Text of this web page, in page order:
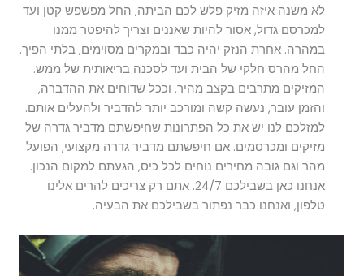
לא משנה איזה מזיק פלש לכם הביתה, החל מפשפש קטן ועד
למכרסם גדול, אסור להיות שאננים וצריך להיפטר ממנו
במהרה. אחרת הנזק יהיה כבד ובמקרים מסוימים, בלתי הפיך.
החל מהרס חלקי של הבית ועד לסכנה בריאותית של ממש.
המזיקים מתרבים בקצב מהיר, וככל שדוחים את ההדברה,
והזמן עובר, נעשה קשה ומורכב יותר להדביר ולהעלים אותם.
למזלכם לנו יש את כל הפתרונות שחיפשתם מדביר גדרה של
מזיקים ומכרסמים. אם חיפשתם מדביר גדרה מקצועי, הפועל
מהר וגם גובה מחירים נוחים לכל כיס, הגעתם למקום הנכון.
אנחנו כאן בשבילכם 24/7. אתם רק צריכים להרים אלינו
טלפון, ואנחנו כבר נפתור בשבילכם את הבעיה.